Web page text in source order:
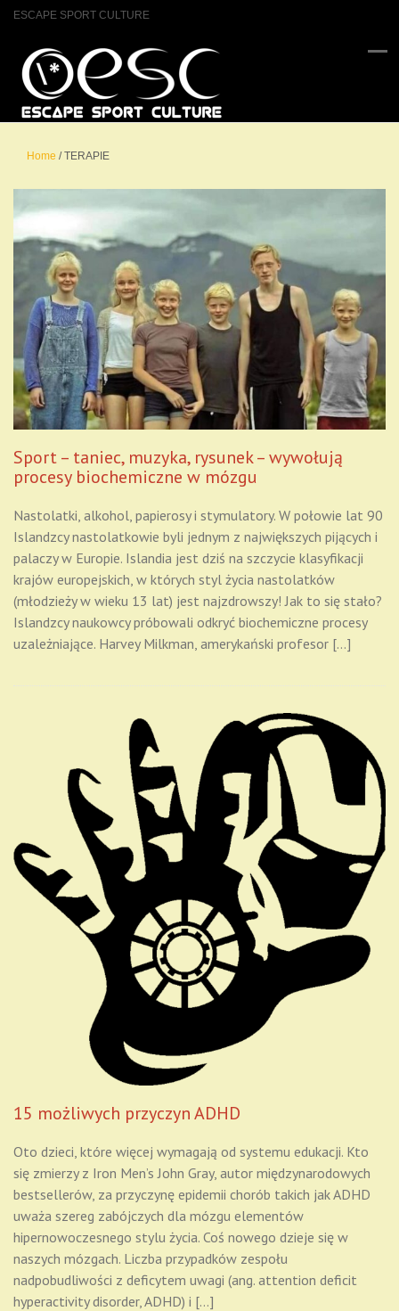
ESCAPE SPORT CULTURE
Home / TERAPIE
Sport – taniec, muzyka, rysunek – wywołują
procesy biochemiczne w mózgu
Nastolatki, alkohol, papierosy i stymulatory. W połowie lat 90
Islandzcy nastolatkowie byli jednym z największych pijących i
palaczy w Europie. Islandia jest dziś na szczycie klasyfikacji
krajów europejskich, w których styl życia nastolatków
(młodzieży w wieku 13 lat) jest najzdrowszy! Jak to się stało?
Islandzcy naukowcy próbowali odkryć biochemiczne procesy
uzależniające. Harvey Milkman, amerykański profesor […]
15 możliwych przyczyn ADHD
Oto dzieci, które więcej wymagają od systemu edukacji. Kto
się zmierzy z Iron Men’s John Gray, autor międzynarodowych
bestsellerów, za przyczynę epidemii chorób takich jak ADHD
uważa szereg zabójczych dla mózgu elementów
hipernowoczesnego stylu życia. Coś nowego dzieje się w
naszych mózgach. Liczba przypadków zespołu
nadpobudliwości z deficytem uwagi (ang. attention deficit
hyperactivity disorder, ADHD) i […]